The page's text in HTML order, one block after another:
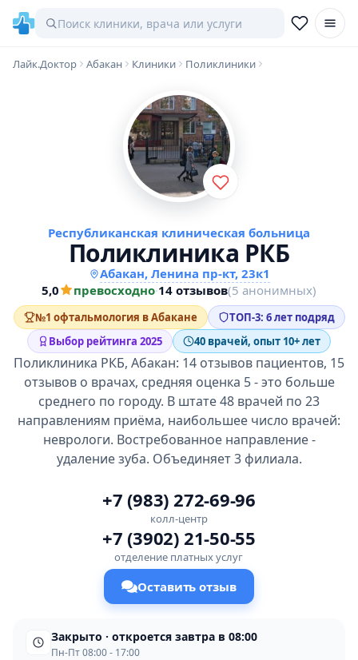
Лайк.Доктор Абакан Клиники Поликлиники
Республиканская клиническая больница
Поликлиника РКБ
Абакан, Ленина пр-кт, 23к1
5,0
превосходно·14 отзывов(5 анонимных)
№1 офтальмология в Абакане
ТОП-3: 6 лет подряд
Выбор рейтинга 2025
40 врачей, опыт 10+ лет
Поликлиника РКБ, Абакан: 14 отзывов пациентов, 15
отзывов о врачах, средняя оценка 5 - это больше
среднего по городу. В штате 48 врачей по 23
направлениям приёма, наибольшее число врачей:
неврологи. Востребованное направление -
удаление зуба. Объединяет 3 филиала.
+7 (983) 272-69-96
колл-центр
+7 (3902) 21-50-55
отделение платных услуг
Оставить отзыв
Закрыто · откроется завтра в 08:00
Пн-Пт 08:00 - 17:00